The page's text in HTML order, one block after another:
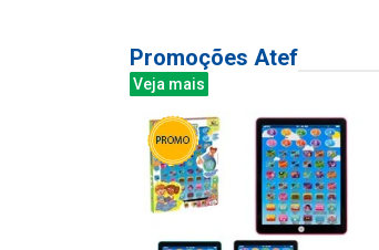
Promoções Atef
Veja mais